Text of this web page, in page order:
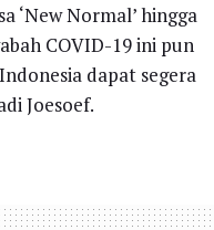
‘New Normal’ hingga
COVID-19 ini pun
dapat segera
Joesoef.